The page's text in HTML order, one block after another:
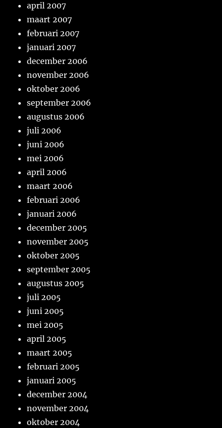
april 2007
maart 2007
februari 2007
januari 2007
december 2006
november 2006
oktober 2006
september 2006
augustus 2006
juli 2006
juni 2006
mei 2006
april 2006
maart 2006
februari 2006
januari 2006
december 2005
november 2005
oktober 2005
september 2005
augustus 2005
juli 2005
juni 2005
mei 2005
april 2005
maart 2005
februari 2005
januari 2005
december 2004
november 2004
oktober 2004